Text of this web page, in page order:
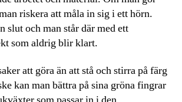
riskera att måla in sig i ett hörn.
slut och man står där med ett
som aldrig blir klart.
att göra än att stå och stirra på färg
kan man bättra på sina gröna fingrar